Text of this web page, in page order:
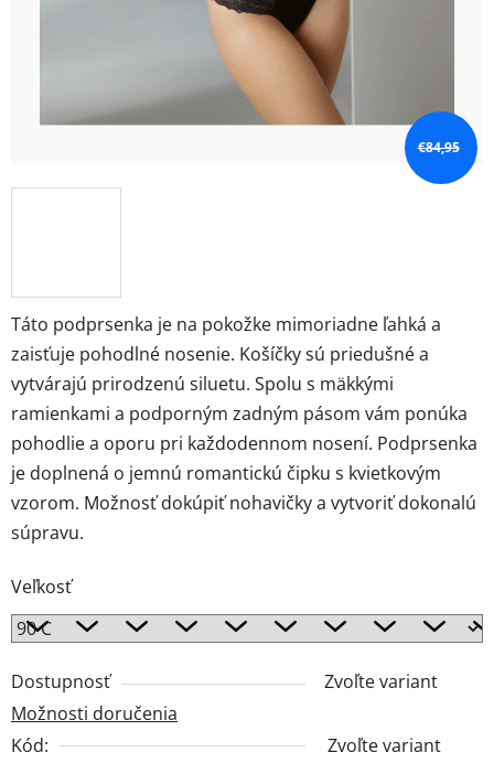
Táto podprsenka je na pokožke mimoriadne ľahká a
zaisťuje pohodlné nosenie. Košíčky sú priedušné a
vytvárajú prirodzenú siluetu. Spolu s mäkkými
ramienkami a podporným zadným pásom vám ponúka
pohodlie a oporu pri každodennom nosení. Podprsenka
je doplnená o jemnú romantickú čipku s kvietkovým
vzorom. Možnosť dokúpiť nohavičky a vytvoriť dokonalú
súpravu.
Veľkosť
Dostupnosť
Zvoľte variant
Možnosti doručenia
Kód:
Zvoľte variant
€84,95